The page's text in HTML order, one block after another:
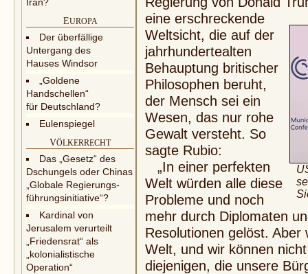
EUROPA
Der überfällige
Untergang des
Hauses Windsor
„Goldene
Handschellen“
für Deutschland?
Eulenspiegel
VÖLKERRECHT
Das „Gesetz“ des
Dschungels oder Chinas
„Globale Regierungs­
führungsinitiative“?
Kardinal von
Jerusalem verurteilt
„Friedensrat“ als
„kolonialistische
Operation“
eine erschreckende
Welt­sicht, die auf der
jahr­hun­dertealten
Behauptung britischer
Philosophen beruht,
der Mensch sei ein
Wesen, das nur rohe
Gewalt versteht. So
sagte Rubio:
„In einer perfekten
Welt würden alle diese
Probleme und noch
mehr durch Dip­lomaten
Resolutionen gelöst.
Welt, und wir können
diejenigen, die unsere